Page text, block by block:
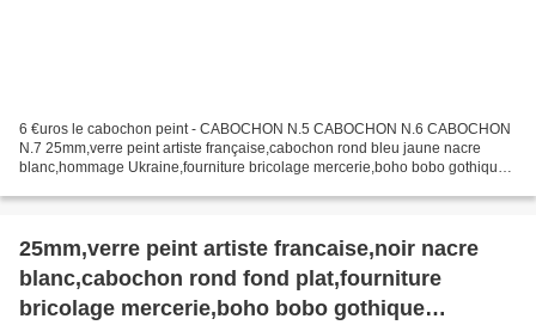
6 €uros le cabochon peint - CABOCHON N.5 CABOCHON N.6 CABOCHON
N.7 25mm,verre peint artiste française,cabochon rond bleu jaune nacre
blanc,hommage Ukraine,fourniture bricolage mercerie,boho bobo gothique
25mm,verre peint artiste francaise,noir nacre
blanc,cabochon rond fond plat,fourniture
bricolage mercerie,boho bobo gothique